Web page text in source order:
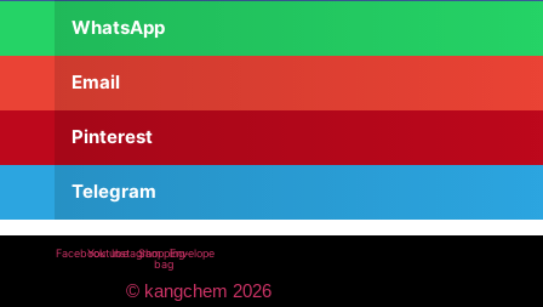
WhatsApp
Email
Pinterest
Telegram
FacebookYoutubeInstagramShopping-
bag
Envelope
© kangchem 2026